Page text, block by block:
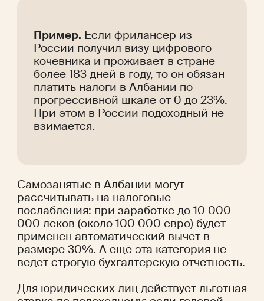
Пример. Если фрилансер из
России получил визу цифрового
кочевника и проживает в стране
более 183 дней в году, то он обязан
платить налоги в Албании по
прогрессивной шкале от 0 до 23%.
При этом в России подоходный не
взимается.
Самозанятые в Албании могут
рассчитывать на налоговые
послабления: при заработке до 10 000
000 леков (около 100 000 евро) будет
применен автоматический вычет в
размере 30%. А еще эта категория не
ведет строгую бухгалтерскую отчетность.
Для юридических лиц действует льготная